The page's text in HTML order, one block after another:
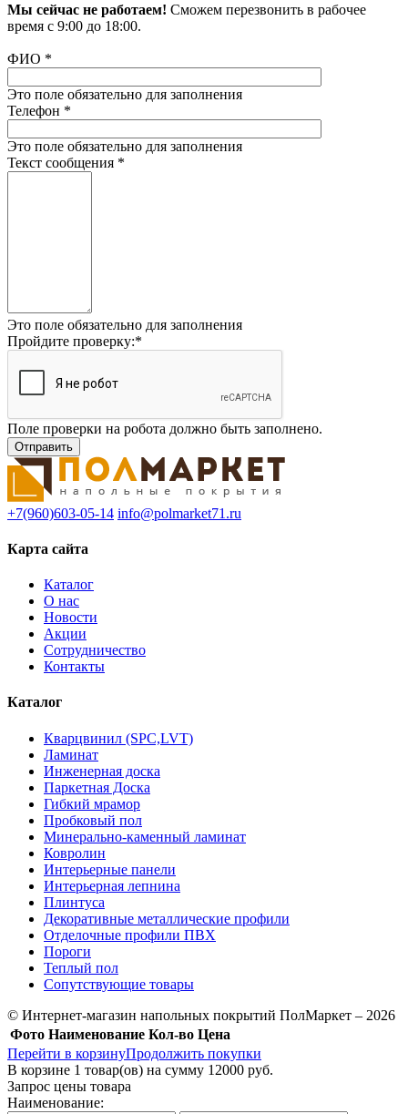
Мы сейчас не работаем! Сможем перезвонить в рабочее
время с 9:00 до 18:00.
ФИО *
Это поле обязательно для заполнения
Телефон *
Это поле обязательно для заполнения
Текст сообщения *
Это поле обязательно для заполнения
Пройдите проверку:*
Поле проверки на робота должно быть заполнено.
+7(960)603-05-14 info@polmarket71.ru
Карта сайта
Каталог
О нас
Новости
Акции
Сотрудничество
Контакты
Каталог
Кварцвинил (SPC,LVT)
Ламинат
Инженерная доска
Паркетная Доска
Гибкий мрамор
Пробковый пол
Минерально-каменный ламинат
Ковролин
Интерьерные панели
Интерьерная лепнина
Плинтуса
Декоративные металлические профили
Отделочные профили ПВХ
Пороги
Теплый пол
Сопутствующие товары
© Интернет-магазин напольных покрытий ПолМаркет – 2026
Фото Наименование Кол-во Цена
Перейти в корзинуПродолжить покупки
В корзине 1 товар(ов) на сумму 12000 руб.
Запрос цены товара
Наименование: